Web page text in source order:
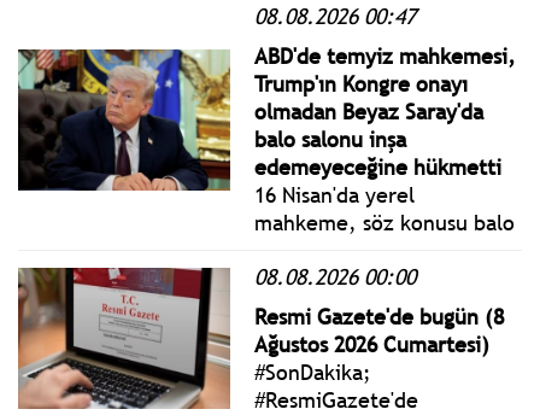
Muhammed bin Selman ile
Pakistan Başbakanı Şahbaz
Şerif, Suudi Arabistan'ın
Mekke şehrinde Ortak
Savunma Anlaşması
imzaladı.
08.08.2026 00:47
ABD'de temyiz mahkemesi,
Trump'ın Kongre onayı
olmadan Beyaz Saray'da
balo salonu inşa
edemeyeceğine hükmetti
16 Nisan'da yerel
mahkeme, söz konusu balo
durdurulması yönünde
karar vermiş, Trump
yönetimi, söz konusu kararı
temyize taşımıştı.
08.08.2026 00:00
Resmi Gazete'de bugün (8
Ağustos 2026 Cumartesi)
#SonDakika;
#ResmiGazete'de